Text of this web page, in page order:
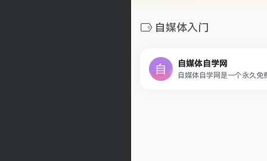
自媒体入门
自媒体自学网